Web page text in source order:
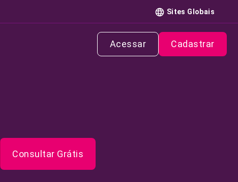
Sites Globais
Acessar Cadastrar
Consultar Grátis